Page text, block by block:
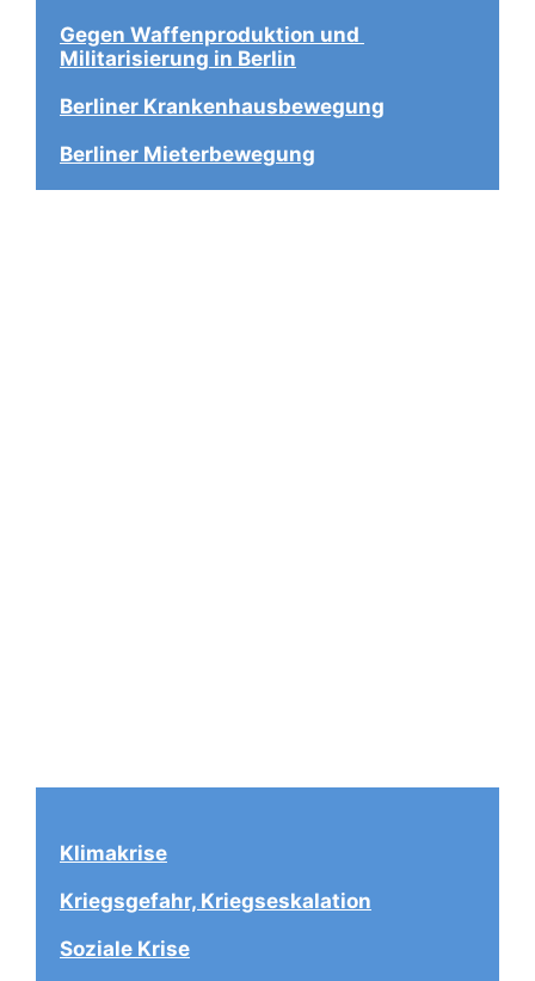
Gegen Waffenproduktion und
Militarisierung in Berlin
Berliner Krankenhausbewegung
Berliner Mieterbewegung
Klimakrise
Kriegsgefahr, Kriegseskalation
Soziale Krise